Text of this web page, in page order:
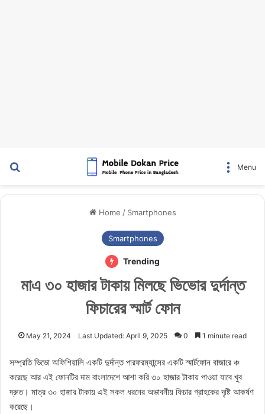
Menu
Home / Smartphones
Smartphones
Trending
মাএ ৩০ হাজার টাকায় মিলছে ভিভোর দুর্দান্ত
ফিচারের স্মার্ট ফোন
May 21, 2024 Last Updated: April 9, 2025 0 1 minute read
সম্প্রতি ভিভো অফিশিয়ালি একটি দুর্দান্ত পারফরম্যান্সের একটি স্মার্টফোন বাজারে ঞ্চ
করেছে আর এই ফোনটির দাম বাংলাদেশে আশা করি ৩০ হাজার টাকায় পাওয়া যাবে খুব
দ্রুত। মাত্র ৩০ হাজার টাকায় এই সকল ধরনের অভাবনীয় ফিচার গ্রাহকের দৃষ্টি আকর্ষণ
করেছে।